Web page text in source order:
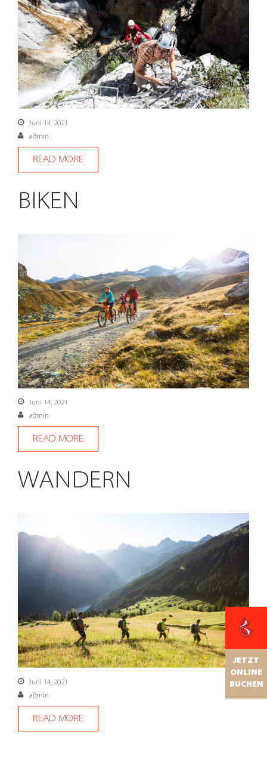
Juni 14, 2021
admin
READ MORE
BIKEN
Juni 14, 2021
admin
READ MORE
WANDERN
Juni 14, 2021
admin
READ MORE
JETZT
ONLINE
BUCHEN